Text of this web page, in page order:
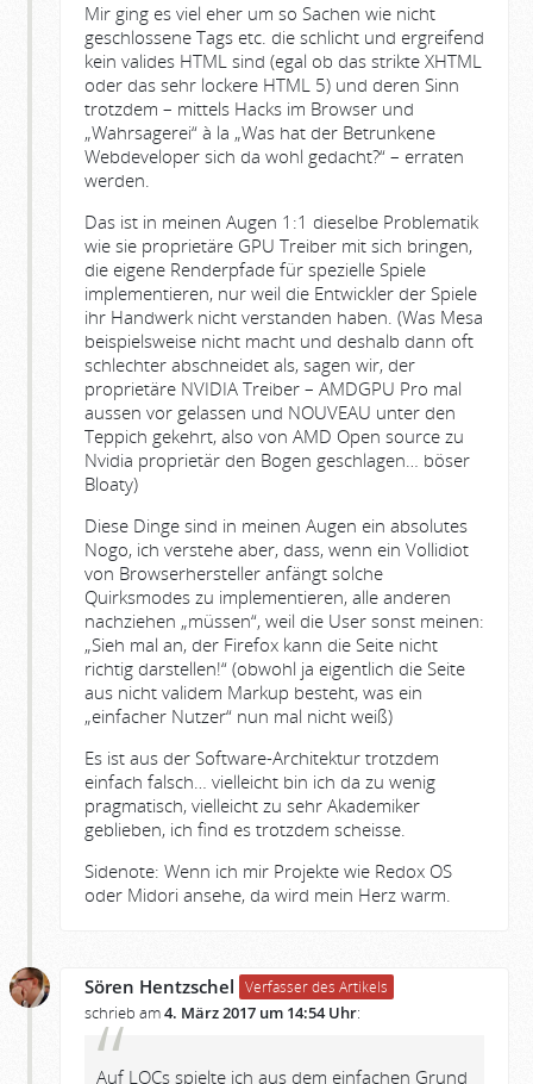
Mir ging es viel eher um so Sachen wie nicht
geschlossene Tags etc. die schlicht und ergreifend
kein valides HTML sind (egal ob das strikte XHTML
oder das sehr lockere HTML 5) und deren Sinn
trotzdem – mittels Hacks im Browser und
„Wahrsagerei“ à la „Was hat der Betrunkene
Webdeveloper sich da wohl gedacht?“ – erraten
werden.
Das ist in meinen Augen 1:1 dieselbe Problematik
wie sie proprietäre GPU Treiber mit sich bringen,
die eigene Renderpfade für spezielle Spiele
implementieren, nur weil die Entwickler der Spiele
ihr Handwerk nicht verstanden haben. (Was Mesa
beispielsweise nicht macht und deshalb dann oft
schlechter abschneidet als, sagen wir, der
proprietäre NVIDIA Treiber – AMDGPU Pro mal
aussen vor gelassen und NOUVEAU unter den
Teppich gekehrt, also von AMD Open source zu
Nvidia proprietär den Bogen geschlagen… böser
Bloaty)
Diese Dinge sind in meinen Augen ein absolutes
Nogo, ich verstehe aber, dass, wenn ein Vollidiot
von Browserhersteller anfängt solche
Quirksmodes zu implementieren, alle anderen
nachziehen „müssen“, weil die User sonst meinen:
„Sieh mal an, der Firefox kann die Seite nicht
richtig darstellen!“ (obwohl ja eigentlich die Seite
aus nicht validem Markup besteht, was ein
„einfacher Nutzer“ nun mal nicht weiß)
Es ist aus der Software-Architektur trotzdem
einfach falsch… vielleicht bin ich da zu wenig
pragmatisch, vielleicht zu sehr Akademiker
geblieben, ich find es trotzdem scheisse.
Sidenote: Wenn ich mir Projekte wie Redox OS
oder Midori ansehe, da wird mein Herz warm.
Sören Hentzschel Verfasser des Artikels
schrieb am4. März 2017 um 14:54 Uhr:
Auf LOCs spielte ich aus dem einfachen Grund